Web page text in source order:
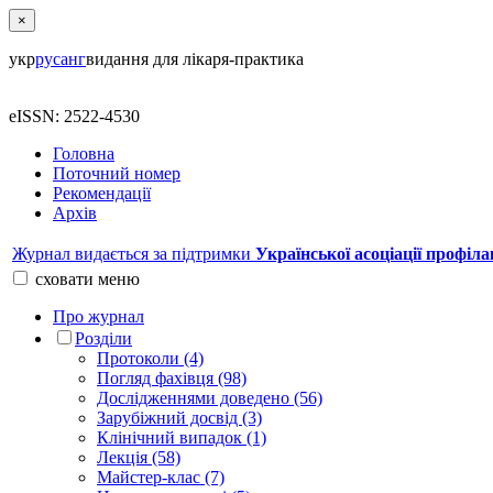
×
укррусангвидання для лікаря-практика
eISSN: 2522-4530
Головна
Поточний номер
Рекомендації
Архів
Журнал видається за підтримки Української асоціації
сховати меню
Про журнал
Розділи
Протоколи (4)
Погляд фахівця (98)
Дослідженнями доведено (56)
Зарубіжний досвід (3)
Клінічний випадок (1)
Лекція (58)
Майстер-клас (7)